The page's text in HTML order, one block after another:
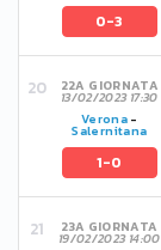
0-3
22A GIORNATA
13/02/2023 17:30
Verona -
Salernitana
1-0
23A GIORNATA
19/02/2023 14:00